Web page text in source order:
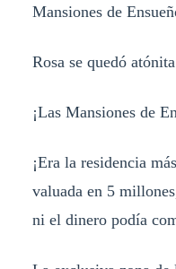
Mansiones de
Rosa se quedó
¡Las Mansiones de
¡Era la residencia
valuada en 5
ni el dinero podía